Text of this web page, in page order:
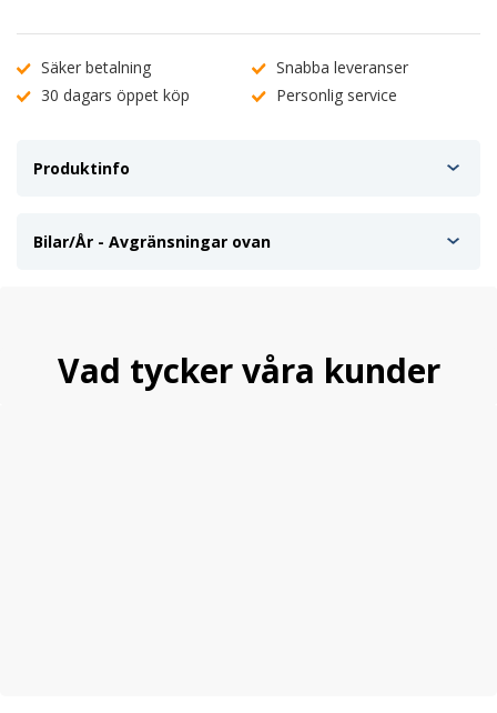
Säker betalning
Snabba leveranser
30 dagars öppet köp
Personlig service
Produktinfo
Bilar/År - Avgränsningar ovan
Vad tycker våra kunder